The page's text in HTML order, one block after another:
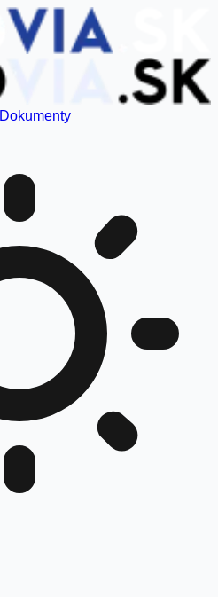
Dokumenty